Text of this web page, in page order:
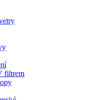
filtrem